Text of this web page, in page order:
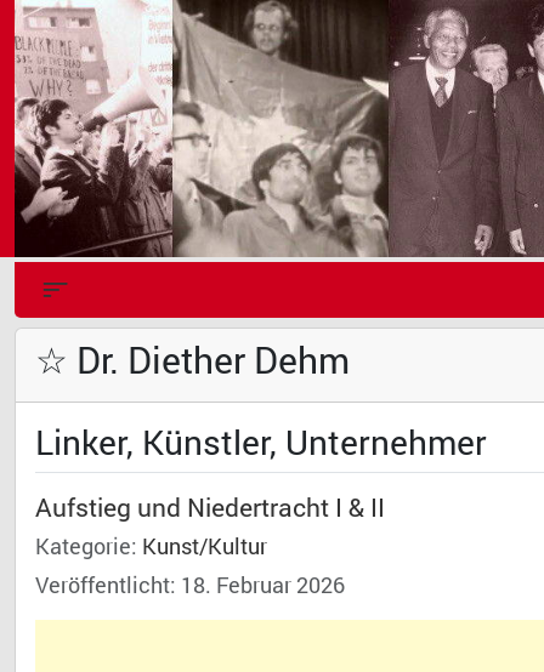
☆ Dr. Diether Dehm
Linker, Künstler, Unternehmer
Aufstieg und Niedertracht I & II
Kategorie: Kunst/Kultur
Veröffentlicht: 18. Februar 2026